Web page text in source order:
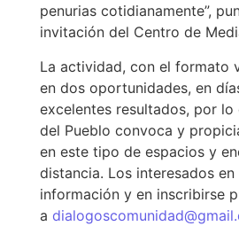
penurias cotidianamente”,
invitación del Centro de
La actividad, con el formato
en dos oportunidades, en
excelentes resultados, por lo
del Pueblo convoca y
en este tipo de espacios y
distancia. Los interesados
información y en inscribirse
a